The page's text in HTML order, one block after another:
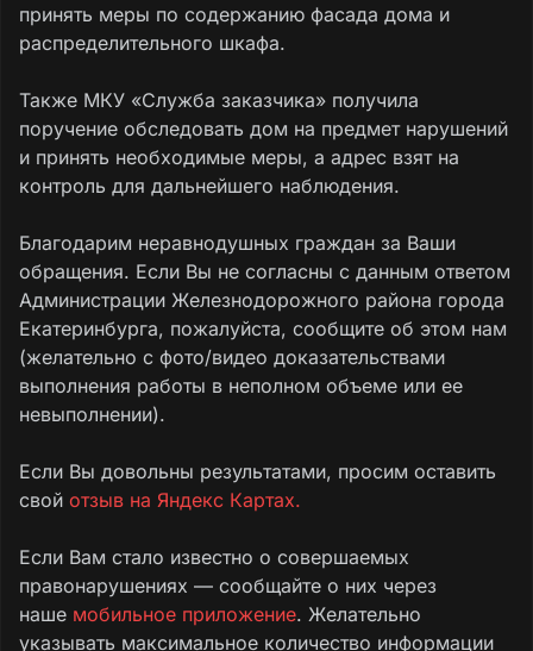
принять меры по содержанию фасада дома и
распределительного шкафа.
Также МКУ «Служба заказчика» получила
поручение обследовать дом на предмет нарушений
и принять необходимые меры, а адрес взят на
контроль для дальнейшего наблюдения.
Благодарим неравнодушных граждан за Ваши
обращения. Если Вы не согласны с данным ответом
Администрации Железнодорожного района города
Екатеринбурга, пожалуйста, сообщите об этом нам
(желательно с фото/видео доказательствами
выполнения работы в неполном объеме или ее
невыполнении).
Если Вы довольны результатами, просим оставить
свой отзыв на Яндекс Картах.
Если Вам стало известно о совершаемых
правонарушениях — сообщайте о них через
наше мобильное приложение. Желательно
указывать максимальное количество информации